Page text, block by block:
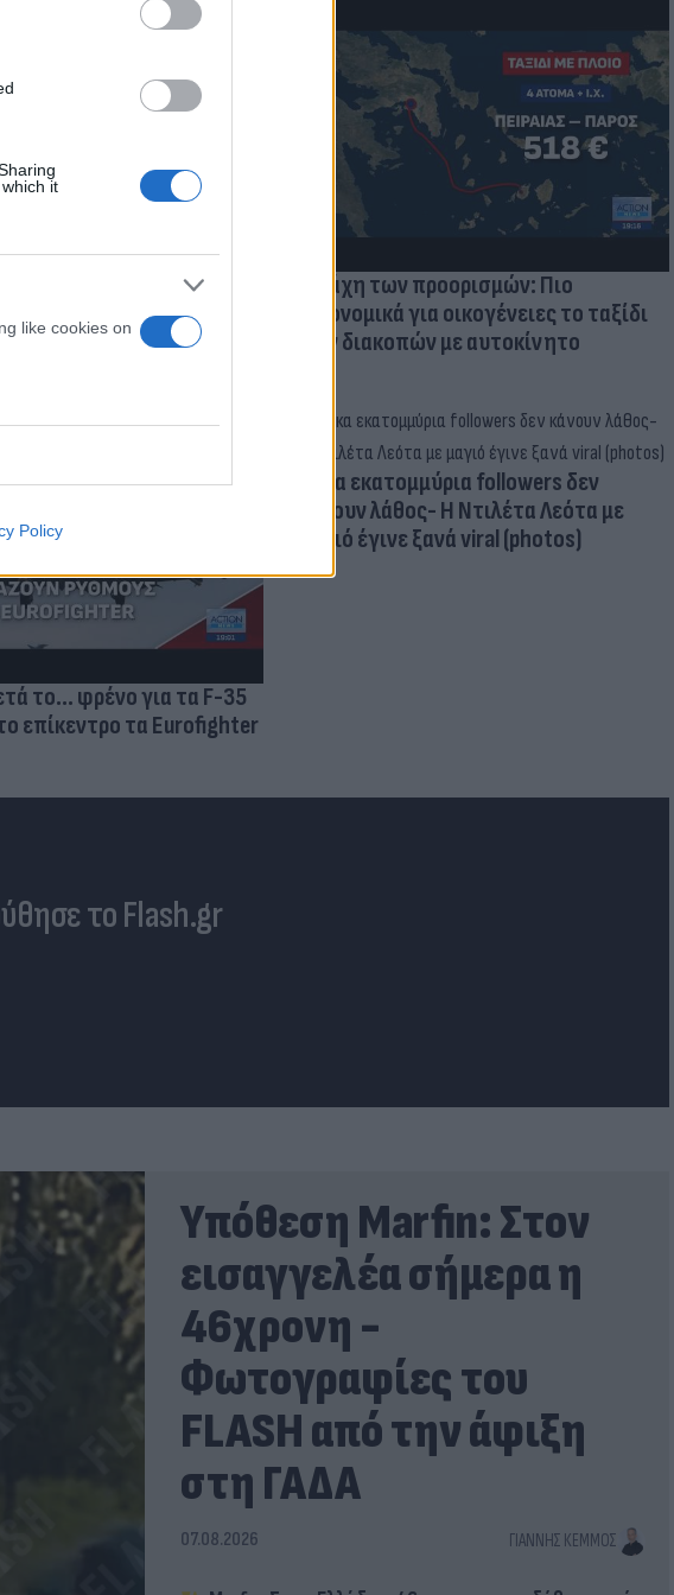
it
like cookies on
Policy
Όταν η εμμονή με το
αποτελεί πρόβλημα
Η μάχη των προορισμών: Πιο
οικονομικά για οικογένειες το ταξίδι
των διακοπών με αυτοκίνητο
το... φρένο για τα F-35
επίκεντρο τα Eurofighter
Δέκα εκατομμύρια followers δεν
κάνουν λάθος- Η Ντιλέτα Λεότα με
μαγιό έγινε ξανά viral (photos)
το Flash.gr
Υπόθεση Marfin: Στον
εισαγγελέα σήμερα η
46χρονη -
Φωτογραφίες του
FLASH από την άφιξη
στη ΓΑΔΑ
07.08.2026 ΓΙΆΝΝΗΣ ΚΈΜΜΟΣ